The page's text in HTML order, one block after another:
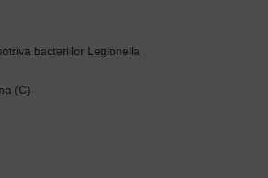
bacteriilor Legionella
(C)